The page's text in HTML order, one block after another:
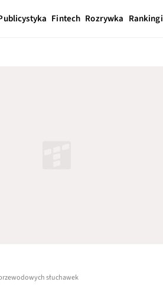
Fintech Rozrywka Rankingi
słuchawek